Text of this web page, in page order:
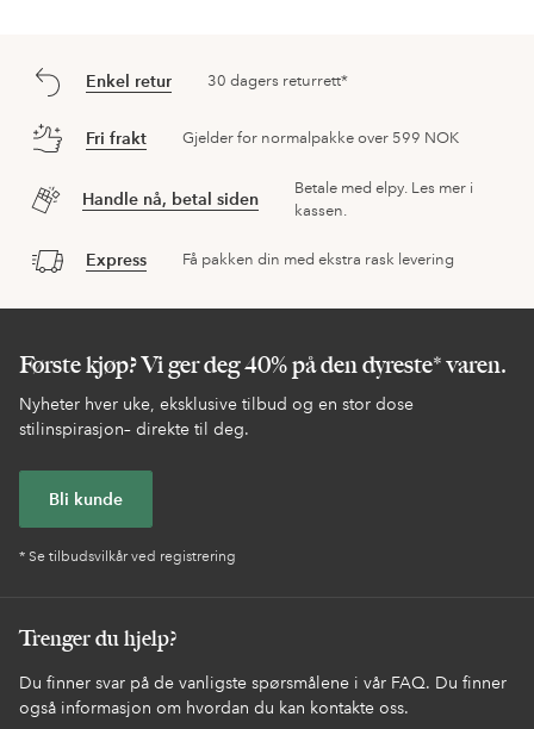
Enkel retur 30 dagers returrett*
Fri frakt Gjelder for normalpakke over 599 NOK
Handle nå, betal siden
Betale med elpy. Les mer i
kassen.
Express Få pakken din med ekstra rask levering
Første kjøp? Vi ger deg 40% på den dyreste* varen.
Nyheter hver uke, eksklusive tilbud og en stor dose
stilinspirasjon– direkte til deg.
Bli kunde
* Se tilbudsvilkår ved registrering
Trenger du hjelp?
Du finner svar på de vanligste spørsmålene i vår FAQ. Du finner
også informasjon om hvordan du kan kontakte oss.